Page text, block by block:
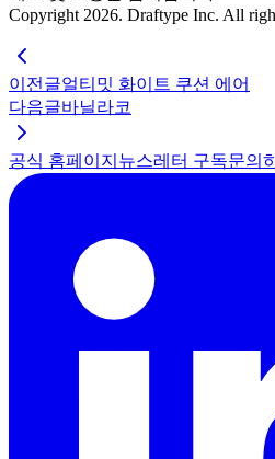
Copyright 2026. Draftype Inc. All
이전글얼티밋 화이트 쿠션 에어
다음글바닐라코
공식 홈페이지 뉴스레터 구독문의